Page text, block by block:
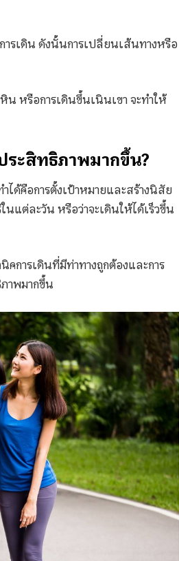
ารเดิน ดังนั้นการเปลี่ยนเส้นทางหรือ
หรือการเดินขึ้นเนินเขา จะทำให้
ระสิทธิภาพมากขึ้น?
ด้คือการตั้งเป้าหมายและสร้างนิสัย
นแต่ละวัน หรือว่าจะเดินให้ได้เร็วขึ้น
คการเดินที่มีท่าทางถูกต้องและการ
าพมากขึ้น